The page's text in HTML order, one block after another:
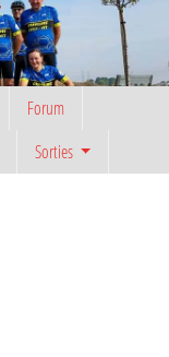
Forum
Sorties